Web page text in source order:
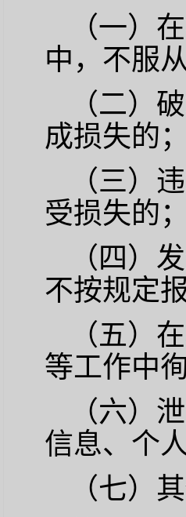
（一）
中，不服
（二）
成损失的；
（三）
受损失的；
（四）
不按规定
（五）
等工作中
（六）
信息、个
（七）